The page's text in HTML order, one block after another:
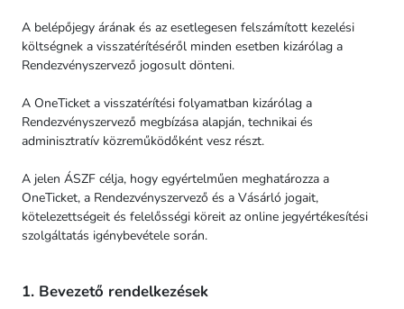
A belépőjegy árának és az esetlegesen felszámított kezelési
költségnek a visszatérítéséről minden esetben kizárólag a
Rendezvényszervező jogosult dönteni.
A OneTicket a visszatérítési folyamatban kizárólag a
Rendezvényszervező megbízása alapján, technikai és
adminisztratív közreműködőként vesz részt.
A jelen ÁSZF célja, hogy egyértelműen meghatározza a
OneTicket, a Rendezvényszervező és a Vásárló jogait,
kötelezettségeit és felelősségi köreit az online jegyértékesítési
szolgáltatás igénybevétele során.
1. Bevezető rendelkezések